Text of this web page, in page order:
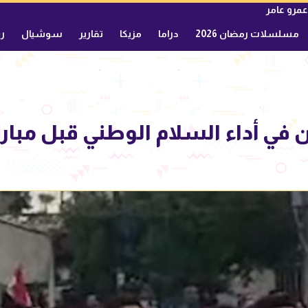
عمرو عامر
مسلسلات رمضان 2026 دراما مزيكا تقارير سوشيال
أداء السلام الوطني قبل